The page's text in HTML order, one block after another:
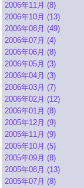
2006年11月 (8)
2006年10月 (13)
2006年08月 (49)
2006年07月 (4)
2006年06月 (8)
2006年05月 (3)
2006年04月 (3)
2006年03月 (7)
2006年02月 (12)
2006年01月 (8)
2005年12月 (9)
2005年11月 (9)
2005年10月 (5)
2005年09月 (8)
2005年08月 (13)
2005年07月 (8)